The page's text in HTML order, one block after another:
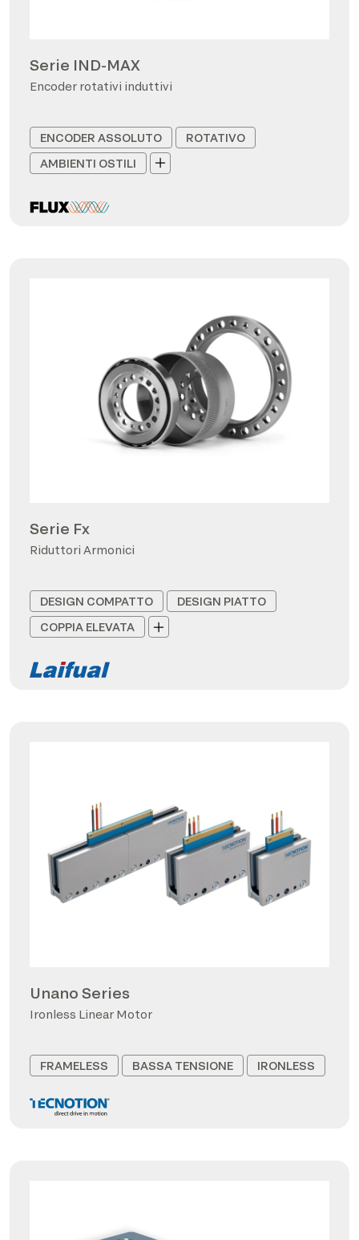
Serie IND-MAX
Encoder rotativi induttivi
ENCODER ASSOLUTO
ROTATIVO
AMBIENTI OSTILI
Serie Fx
Riduttori Armonici
DESIGN COMPATTO
DESIGN PIATTO
COPPIA ELEVATA
Unano Series
Ironless Linear Motor
FRAMELESS BASSA TENSIONE IRONLESS